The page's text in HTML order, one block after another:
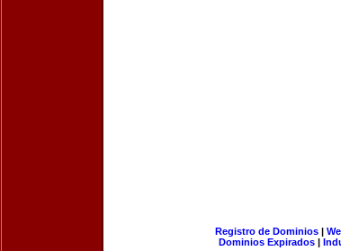
Registro de Dominios|
Dominios Expirados |